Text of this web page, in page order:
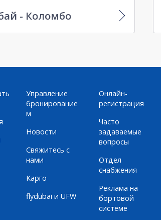
- Коломбо
Управление
бронирование
м
Новости
Свяжитесь с
нами
Карго
flydubai и UFW
Онлайн-
регистрация
Часто
задаваемые
вопросы
Отдел
снабжения
Реклама на
бортовой
системе